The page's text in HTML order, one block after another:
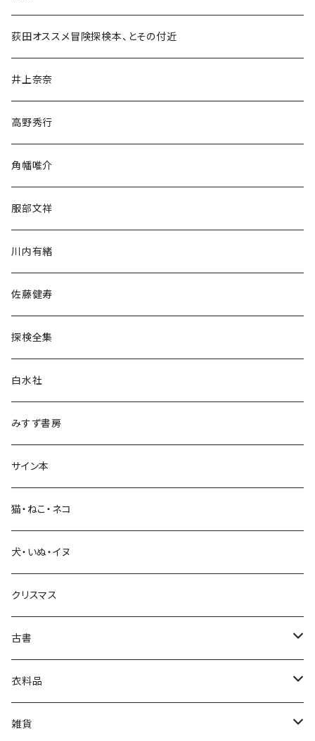
和書
文学・小説・物語
随筆・ノンフィクション・その他
民族・風習
言語・ことば
生活・暮らし
芸術・絵画・写真
絵本・児童書
娯楽・エンターテインメント
荻田オススメ冒険探検本、とその付近
井上奈奈
高野秀行
角幡唯介
服部文祥
川内有緒
佐藤健寿
探検全集
白水社
みすず書房
サイン本
猫・ねこ・ネコ
犬・いぬ・イヌ
クリスマス
古書
古書セット
美術
衣料品
POLEWARDS
雑貨